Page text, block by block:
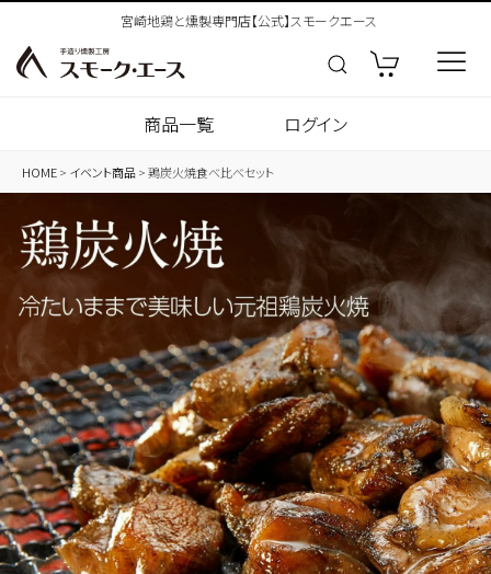
宮崎地鶏と燻製専門店【公式】スモークエース
商品一覧 ログイン
HOME イベント商品 鶏炭火焼食べ比べセット